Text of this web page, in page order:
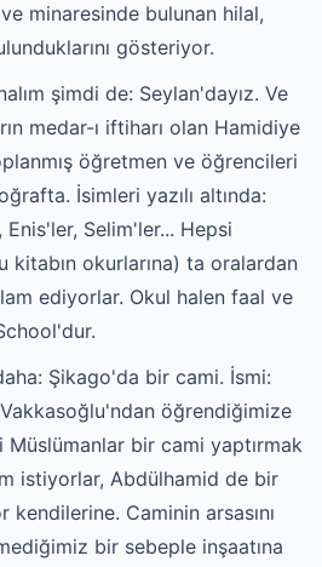
minaresinde bulunan hilal,
gösteriyor.
şimdi de: Seylan'dayız. Ve
medar-ı iftiharı olan Hamidiye
öğretmen ve öğrencileri
İsimleri yazılı altında:
Selim'ler... Hepsi
kitabın okurlarına) ta oralardan
ediyorlar. Okul halen faal ve
Şikago'da bir cami. İsmi:
öğrendiğimize
bir cami yaptırmak
istiyorlar, Abdülhamid de bir
Caminin arsasını
bir sebeple inşaatına